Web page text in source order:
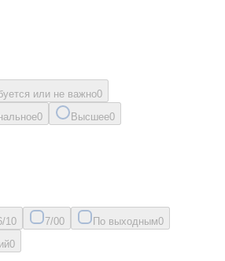
или не важно0
0 Высшее0
10 7/00 По выходным0
0